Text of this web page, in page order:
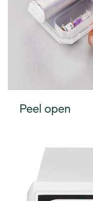
Peel open